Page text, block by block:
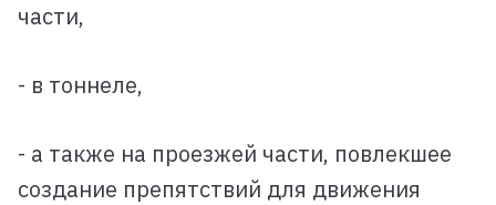
части,
- в тоннеле,
- а также на проезжей части, повлекшее
создание препятствий для движения